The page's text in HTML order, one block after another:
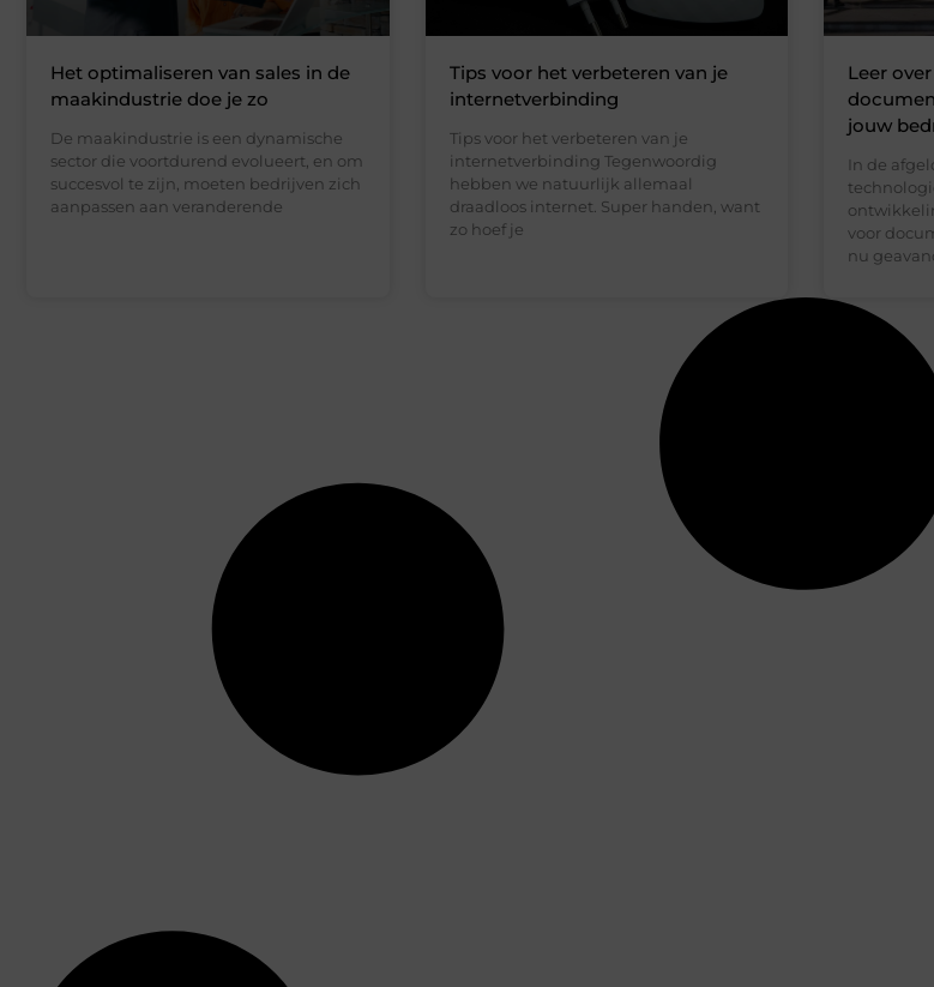
Het optimaliseren van sales in de
maakindustrie doe je zo
De maakindustrie is een dynamische
sector die voortdurend evolueert, en om
succesvol te zijn, moeten bedrijven zich
aanpassen aan veranderende
Tips voor het verbeteren van je
internetverbinding
Tips voor het verbeteren van je
internetverbinding Tegenwoordig
hebben we natuurlijk allemaal
draadloos internet. Super handen, want
zo hoef je
Leer
jouw
In de
voor
nu